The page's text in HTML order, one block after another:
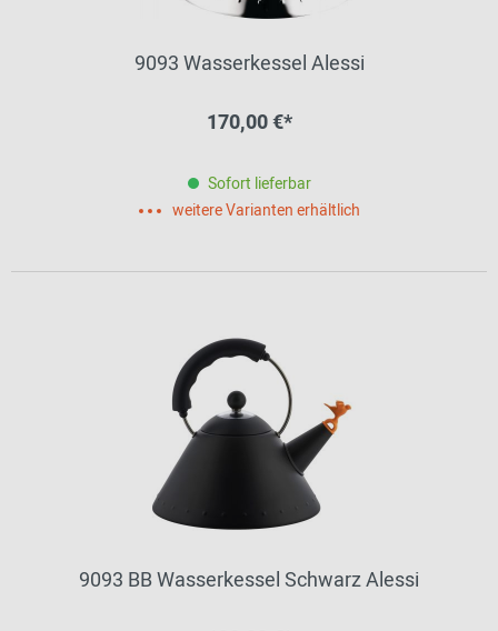
9093 Wasserkessel Alessi
170,00 €*
Sofort lieferbar
weitere Varianten erhältlich
9093 BB Wasserkessel Schwarz Alessi